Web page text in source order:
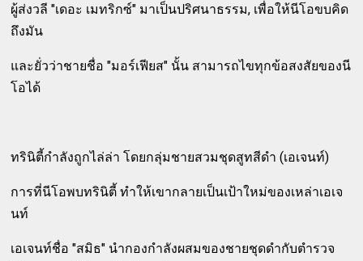
ผู้ส่งวลี "เดอะ เมทริกซ์" มาเป็นปริศนาธรรม, เพื่อให้นีโอขบคิด
ถึงมัน
และยั่วว่าชายชื่อ "มอร์เฟียส" นั้น สามารถไขทุกข้อสงสัยของนี
โอได้
ทรินิตี้กำลังถูกไล่ล่า โดยกลุ่มชายสวมชุดสูทสีดำ (เอเจนท์)
การที่นีโอพบทรินิตี้ ทำให้เขากลายเป็นเป้าใหม่ของเหล่าเอเจ
นท์
เอเจนท์ชื่อ "สมิธ" นำกองกำลังผสมของชายชุดดำกับตำรวจ